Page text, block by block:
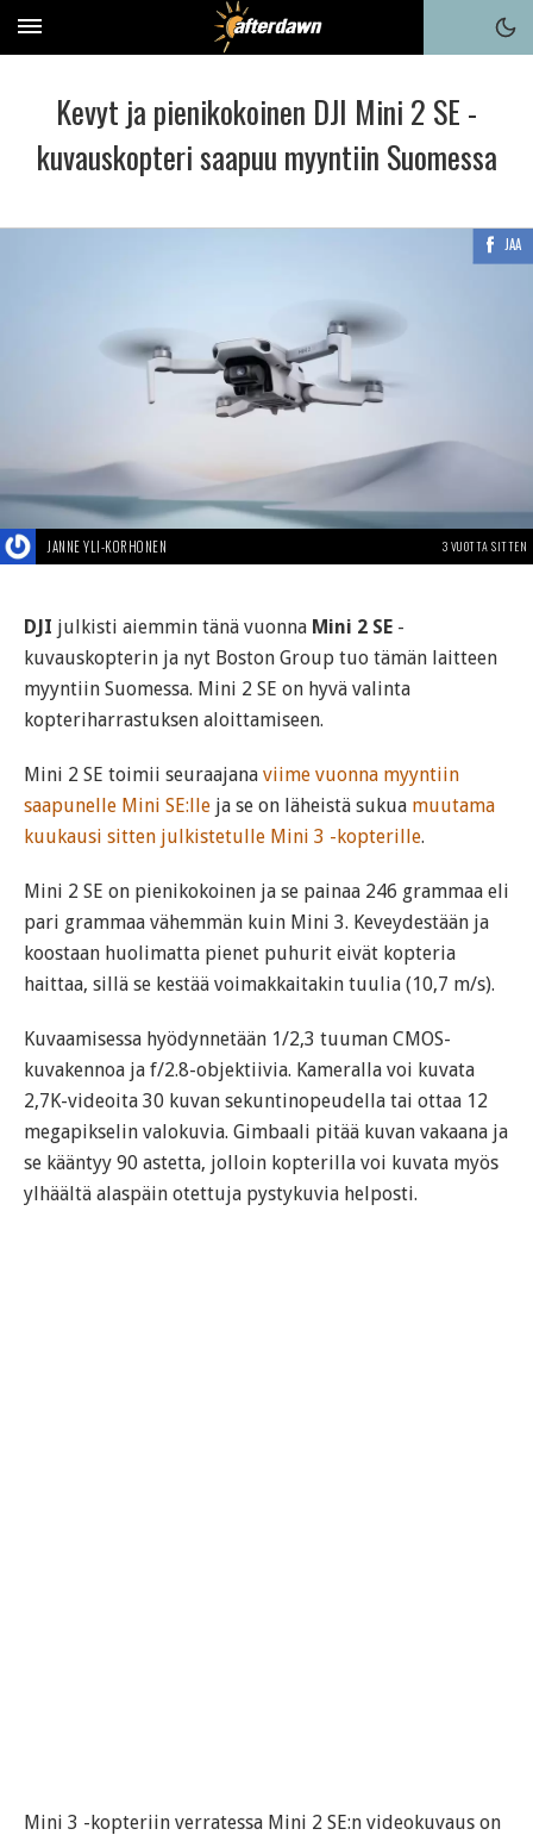
Kevyt ja pienikokoinen DJI Mini 2 SE -
kuvauskopteri saapuu myyntiin Suomessa
JAA
JANNE YLI-KORHONEN 3 VUOTTA SITTEN
DJI julkisti aiemmin tänä vuonna Mini 2 SE -
kuvauskopterin ja nyt Boston Group tuo tämän laitteen
myyntiin Suomessa. Mini 2 SE on hyvä valinta
kopteriharrastuksen aloittamiseen.
Mini 2 SE toimii seuraajana viime vuonna myyntiin
saapunelle Mini SE:lle ja se on läheistä sukua muutama
kuukausi sitten julkistetulle Mini 3 -kopterille.
Mini 2 SE on pienikokoinen ja se painaa 246 grammaa eli
pari grammaa vähemmän kuin Mini 3. Keveydestään ja
koostaan huolimatta pienet puhurit eivät kopteria
haittaa, sillä se kestää voimakkaitakin tuulia (10,7 m/s).
Kuvaamisessa hyödynnetään 1/2,3 tuuman CMOS-
kuvakennoa ja f/2.8-objektiivia. Kameralla voi kuvata
2,7K-videoita 30 kuvan sekuntinopeudella tai ottaa 12
megapikselin valokuvia. Gimbaali pitää kuvan vakaana ja
se kääntyy 90 astetta, jolloin kopterilla voi kuvata myös
ylhäältä alaspäin otettuja pystykuvia helposti.
Mini 3 -kopteriin verratessa Mini 2 SE:n videokuvaus on